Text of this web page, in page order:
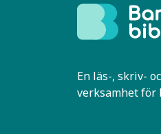
En läs-, skriv-
verksamhet för